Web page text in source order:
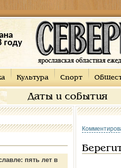
году
Культура Спорт
Даты и события
пять лет в